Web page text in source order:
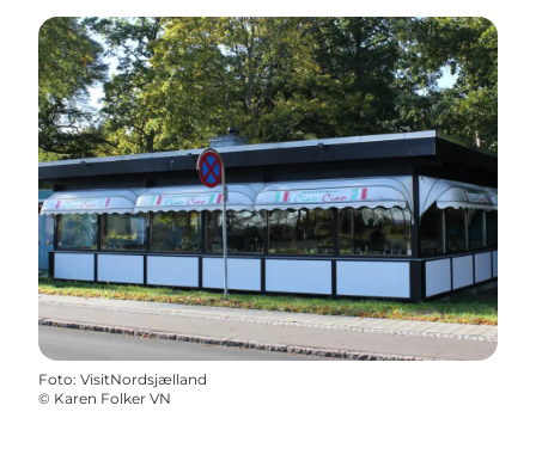
Foto: VisitNordsjælland
© Karen Folker VN